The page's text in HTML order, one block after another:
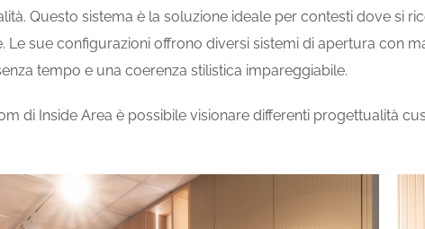
Questo sistema è la soluzione ideale per contesti dove si
Le sue configurazioni offrono diversi sistemi di apertura con
tempo e una coerenza stilistica impareggiabile.
di Inside Area è possibile visionare differenti progettualità